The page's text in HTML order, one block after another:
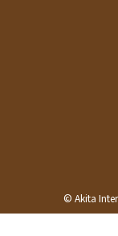
© Akita